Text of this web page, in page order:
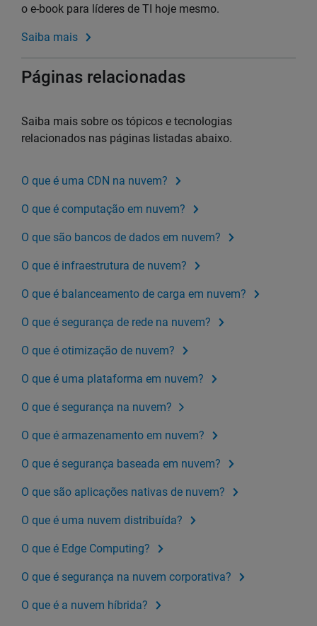
o e-book para líderes de TI hoje mesmo.
Saiba mais
Páginas relacionadas
Saiba mais sobre os tópicos e tecnologias
relacionados nas páginas listadas abaixo.
O que é uma CDN na nuvem?
O que é computação em nuvem?
O que são bancos de dados em nuvem?
O que é infraestrutura de nuvem?
O que é balanceamento de carga em nuvem?
O que é segurança de rede na nuvem?
O que é otimização de nuvem?
O que é uma plataforma em nuvem?
O que é segurança na nuvem?
O que é armazenamento em nuvem?
O que é segurança baseada em nuvem?
O que são aplicações nativas de nuvem?
O que é uma nuvem distribuída?
O que é Edge Computing?
O que é segurança na nuvem corporativa?
O que é a nuvem híbrida?